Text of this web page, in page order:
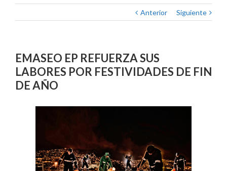
Anterior Siguiente
EMASEO EP REFUERZA SUS
LABORES POR FESTIVIDADES DE FIN
DE AÑO